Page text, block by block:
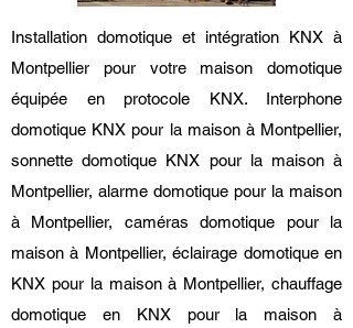
Installation domotique et intégration KNX à
Montpellier pour votre maison domotique
équipée en protocole KNX. Interphone
domotique KNX pour la maison à Montpellier,
sonnette domotique KNX pour la maison à
Montpellier, alarme domotique pour la maison
à Montpellier, caméras domotique pour la
maison à Montpellier, éclairage domotique en
KNX pour la maison à Montpellier, chauffage
domotique en KNX pour la maison à